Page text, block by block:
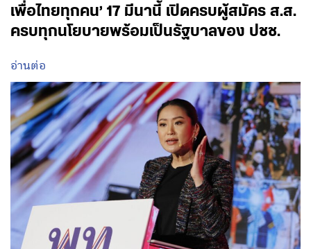
เพื่อไทยทุกคน’ 17 มีนานี้ เปิดครบผู้สมัคร ส.ส.
ครบทุกนโยบายพร้อมเป็นรัฐบาลของ ปชช.
อ่านต่อ